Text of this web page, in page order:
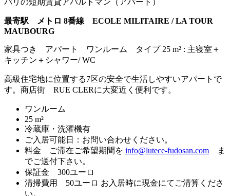
最寄駅 メトロ 8番線 ECOLE MILITAIRE / LA TOUR
MAUBOURG
家具つき アパート ワンルーム タイプ 25 m² : 主寝室＋
キッチン＋シャワー/ WC
高級住宅地に位置する7区の安全で生活しやすいアパートで
す。商店街 RUE CLERに大変近く便利です。
ワンルーム
25 m²
冷蔵庫・洗濯機有
ご入居可能日：お問い合わせください。
料金 ご滞在ご希望期間を info@lutece-fudosan.com ま
でご送付下さい。
保証金 300ユーロ
清掃費用 50ユーロ お入居時に現金にてご清算くださ
い。